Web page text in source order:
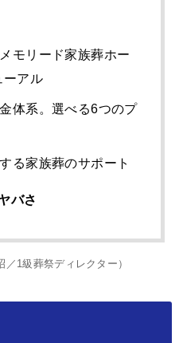
モリード家族葬ホー
ーアル
体系。選べる6つのプ
る家族葬のサポート
バさ
／1級葬祭ディレクター）